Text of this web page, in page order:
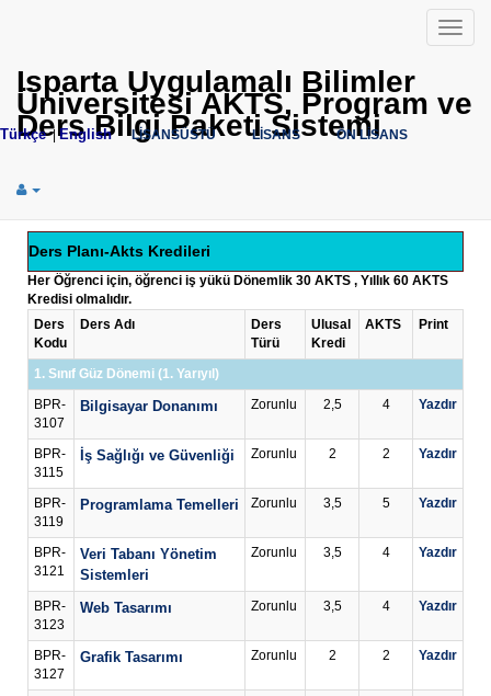
Menü
Isparta Uygulamalı Bilimler
Üniversitesi AKTS, Program ve
Ders Bilgi Paketi Sistemi
Türkçe|English LİSANSÜSTÜ LİSANS ÖN LİSANS
Ders Planı-Akts Kredileri
Her Öğrenci için, öğrenci iş yükü Dönemlik 30 AKTS , Yıllık 60 AKTS
Kredisi olmalıdır.
Ders
Kodu
Ders Adı
Ders
Türü
Ulusal
Kredi
AKTS Print
1. Sınıf Güz Dönemi (1. Yarıyıl)
BPR-
3107
Bilgisayar Donanımı Zorunlu 2,5 4 Yazdır
BPR-
3115
İş Sağlığı ve Güvenliği Zorunlu 2 2 Yazdır
BPR-
3119
Programlama Temelleri Zorunlu 3,5 5 Yazdır
BPR-
3121
Veri Tabanı Yönetim
Sistemleri
Zorunlu 3,5 4 Yazdır
BPR-
3123
Web Tasarımı Zorunlu 3,5 4 Yazdır
BPR-
3127
Grafik Tasarımı Zorunlu 2 2 Yazdır